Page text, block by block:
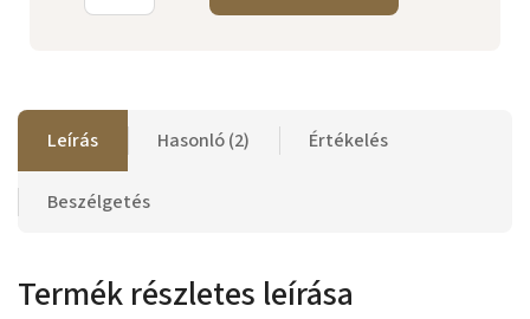
Leírás Hasonló (2) Értékelés
Beszélgetés
Termék részletes leírása